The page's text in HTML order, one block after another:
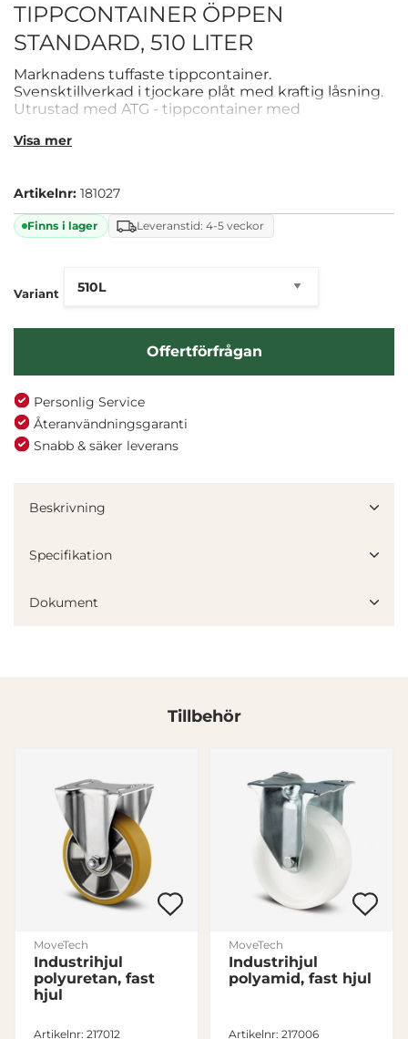
TIPPCONTAINER ÖPPEN
STANDARD, 510 LITER
Marknadens tuffaste tippcontainer.
Svensktillverkad i tjockare plåt med kraftig låsning.
Utrustad med ATG - tippcontainer med
Visa mer
Artikelnr: 181027
Finns i lager Leveranstid: 4-5 veckor
Variant
Offertförfrågan
Personlig Service
Återanvändningsgaranti
Snabb & säker leverans
Beskrivning
Specifikation
Dokument
Tillbehör
MoveTech
Industrihjul
polyuretan, fast
hjul
Artikelnr: 217012
MoveTech
Industrihjul
polyamid, fast hjul
Artikelnr: 217006